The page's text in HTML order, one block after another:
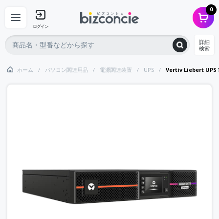
ログイン
0
詳細
検索
ホーム パソコン関連用品 電源関連装置 UPS Vertiv Liebert UPS